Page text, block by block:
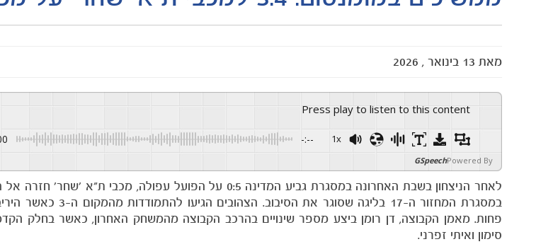
מאת 13 בינואר , 2026
Press play to listen to this content
-:-- 1x
Powered By
GSpeech
לאחר הניצחון בשבת האחרונה במסגרת גביע המדינה 0:5 על הפועל עפולה,
פחות. מאמן הקבוצה, דן רומן ביצע מספר שינויים בהרכב הקבוצה מהמשחק האחרון, כאשר בחלק הקדמי
סימון ואיתי זפרני.